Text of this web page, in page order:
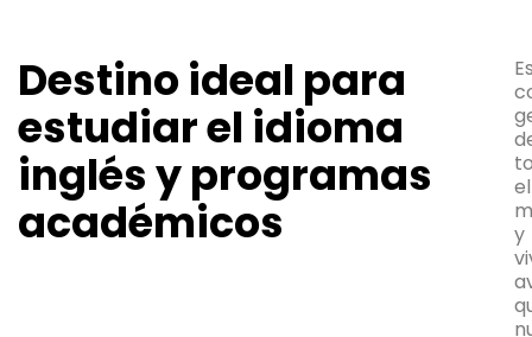
Destino ideal para
estudiar el idioma
inglés y programas
académicos
el
y